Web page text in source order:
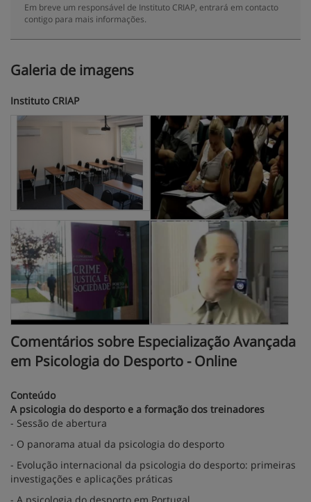
Em breve um responsável de Instituto CRIAP, entrará em contacto
contigo para mais informações.
Galeria de imagens
Instituto CRIAP
Comentários sobre Especialização Avançada
em Psicologia do Desporto - Online
Conteúdo
A psicologia do desporto e a formação dos treinadores
- Sessão de abertura
- O panorama atual da psicologia do desporto
- Evolução internacional da psicologia do desporto: primeiras
investigações e aplicações práticas